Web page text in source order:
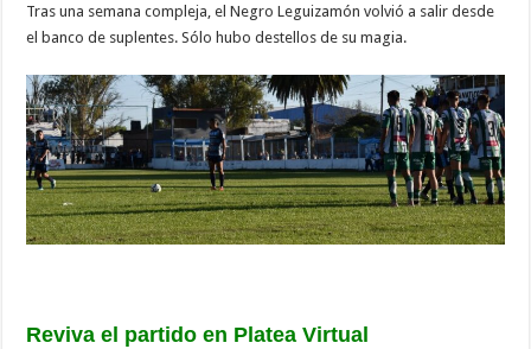
Tras una semana compleja, el Negro Leguizamón volvió a salir desde
el banco de suplentes. Sólo hubo destellos de su magia.
Reviva el partido en Platea Virtual